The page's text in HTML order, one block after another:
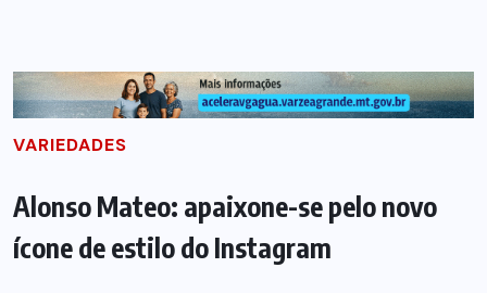
VARIEDADES
Alonso Mateo: apaixone-se pelo novo
ícone de estilo do Instagram